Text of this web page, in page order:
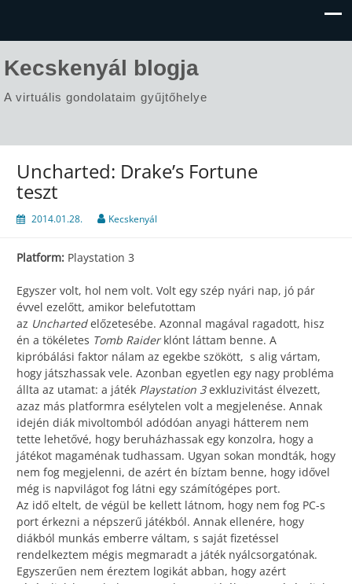
Kecskenyál blogja
A virtuális gondolataim gyűjtőhelye
Uncharted: Drake’s Fortune
teszt
2014.01.28. Kecskenyál
Platform: Playstation 3
Egyszer volt, hol nem volt. Volt egy szép nyári nap, jó pár
évvel ezelőtt, amikor belefutottam
az Unchartedelőzetesébe. Azonnal magával ragadott, hisz
én a tökéletes Tomb Raiderklónt láttam benne. A
kipróbálási faktor nálam az egekbe szökött, s alig vártam,
hogy játszhassak vele. Azonban egyetlen egy nagy probléma
állta az utamat: a játék Playstation 3exkluzivitást élvezett,
azaz más platformra esélytelen volt a megjelenése. Annak
idején diák mivoltomból adódóan anyagi hátterem nem
tette lehetővé, hogy beruházhassak egy konzolra, hogy a
játékot magaménak tudhassam. Ugyan sokan mondták, hogy
nem fog megjelenni, de azért én bíztam benne, hogy idővel
még is napvilágot fog látni egy számítógépes port.
Az idő eltelt, de végül be kellett látnom, hogy nem fog PC-s
port érkezni a népszerű játékból. Annak ellenére, hogy
diákból munkás emberre váltam, s saját fizetéssel
rendelkeztem mégis megmaradt a játék nyálcsorgatónak.
Egyszerűen nem éreztem logikát abban, hogy azért